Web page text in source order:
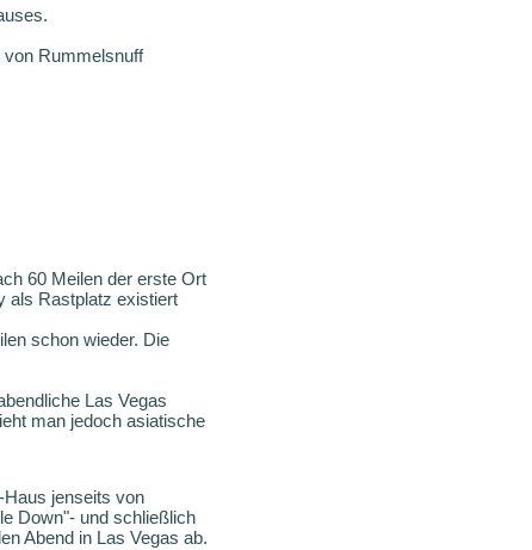
Rummelsnuff
60 Meilen der erste Ort
als Rastplatz existiert
schon wieder. Die
Las Vegas
man jedoch asiatische
Haus jenseits von
Down"- und schließlich
Abend in Las Vegas ab.